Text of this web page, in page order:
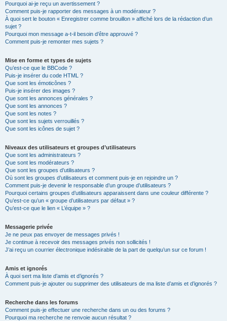
Pourquoi ai-je reçu un avertissement ?
Comment puis-je rapporter des messages à un modérateur ?
À quoi sert le bouton « Enregistrer comme brouillon » affiché lors de la rédaction d’un
sujet ?
Pourquoi mon message a-t-il besoin d’être approuvé ?
Comment puis-je remonter mes sujets ?
Mise en forme et types de sujets
Qu’est-ce que le BBCode ?
Puis-je insérer du code HTML ?
Que sont les émoticônes ?
Puis-je insérer des images ?
Que sont les annonces générales ?
Que sont les annonces ?
Que sont les notes ?
Que sont les sujets verrouillés ?
Que sont les icônes de sujet ?
Niveaux des utilisateurs et groupes d’utilisateurs
Que sont les administrateurs ?
Que sont les modérateurs ?
Que sont les groupes d’utilisateurs ?
Où sont les groupes d’utilisateurs et comment puis-je en rejoindre un ?
Comment puis-je devenir le responsable d’un groupe d’utilisateurs ?
Pourquoi certains groupes d’utilisateurs apparaissent dans une couleur différente ?
Qu’est-ce qu’un « groupe d’utilisateurs par défaut » ?
Qu’est-ce que le lien « L’équipe » ?
Messagerie privée
Je ne peux pas envoyer de messages privés !
Je continue à recevoir des messages privés non sollicités !
J’ai reçu un courrier électronique indésirable de la part de quelqu’un sur ce forum !
Amis et ignorés
À quoi sert ma liste d’amis et d’ignorés ?
Comment puis-je ajouter ou supprimer des utilisateurs de ma liste d’amis et d’ignorés ?
Recherche dans les forums
Comment puis-je effectuer une recherche dans un ou des forums ?
Pourquoi ma recherche ne renvoie aucun résultat ?